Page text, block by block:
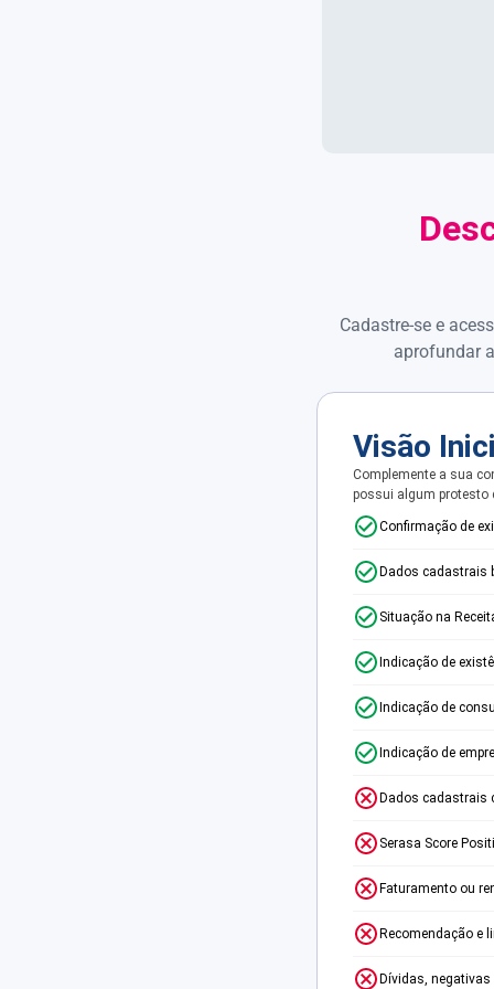
Cadastre-se e
aprofundar
Visão
Complemente a sua
possui algum protesto
Confirmação de
Dados cadastrais
Situação na
Indicação de
Indicação de
Indicação de
Dados cadastrais
Serasa Score
Faturamento ou
Recomendação e
Dívidas, negativas